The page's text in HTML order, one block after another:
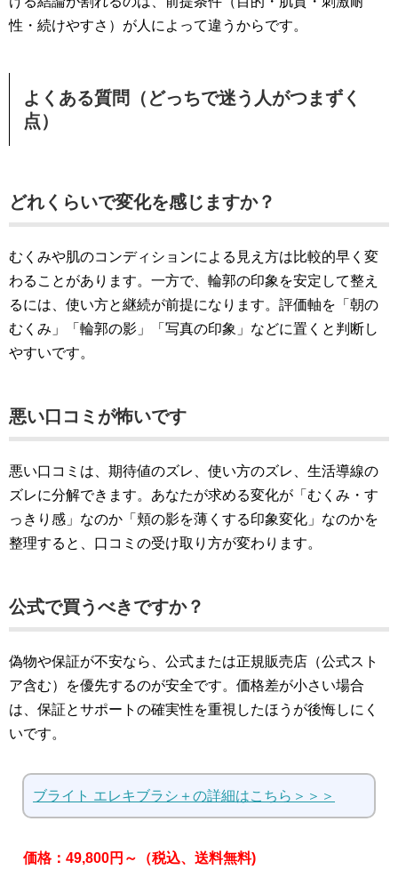
性・続けやすさ）が人によって違うからです。
よくある質問（どっちで迷う人がつまずく
点）
どれくらいで変化を感じますか？
むくみや肌のコンディションによる見え方は比較的早く変
わることがあります。一方で、輪郭の印象を安定して整え
るには、使い方と継続が前提になります。評価軸を「朝の
むくみ」「輪郭の影」「写真の印象」などに置くと判断し
やすいです。
悪い口コミが怖いです
悪い口コミは、期待値のズレ、使い方のズレ、生活導線の
ズレに分解できます。あなたが求める変化が「むくみ・す
っきり感」なのか「頬の影を薄くする印象変化」なのかを
整理すると、口コミの受け取り方が変わります。
公式で買うべきですか？
偽物や保証が不安なら、公式または正規販売店（公式スト
ア含む）を優先するのが安全です。価格差が小さい場合
は、保証とサポートの確実性を重視したほうが後悔しにく
いです。
ブライト エレキブラシ＋の詳細はこちら＞＞＞
価格：49,800円～（税込、送料無料)